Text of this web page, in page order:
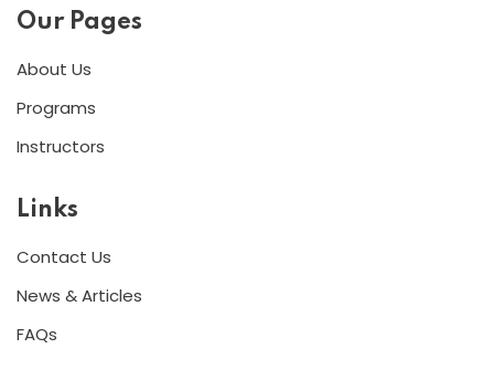
Our Pages
About Us
Programs
Instructors
Links
Contact Us
News & Articles
FAQs